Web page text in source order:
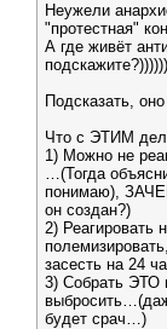
Неужели
"протестная"
А где живёт
Подсказать,
Что с ЭТИМ
1) Можно не
…(Тогда
понимаю),
он создан?)
2) Реагировать
засесть на 24
3) Собрать ЭТО
будет срач…)